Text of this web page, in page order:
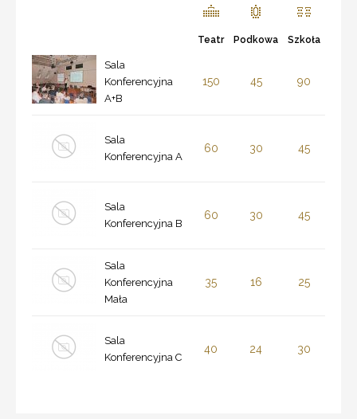
Teatr Podkowa Szkoła
Sala
Konferencyjna
A+B
150 45 90
Sala
Konferencyjna A
60 30 45
Sala
Konferencyjna B
60 30 45
Sala
Konferencyjna
Mała
35 16 25
Sala
Konferencyjna C
40 24 30